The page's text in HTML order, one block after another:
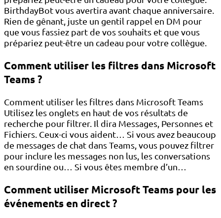
BirthdayBot vous avertira avant chaque anniversaire.
Rien de gênant, juste un gentil rappel en DM pour
que vous fassiez part de vos souhaits et que vous
prépariez peut-être un cadeau pour votre collègue.
Comment utiliser les filtres dans Microsoft
Teams ?
Comment utiliser les filtres dans Microsoft Teams
Utilisez les onglets en haut de vos résultats de
recherche pour filtrer. Il dira Messages, Personnes et
Fichiers. Ceux-ci vous aident… Si vous avez beaucoup
de messages de chat dans Teams, vous pouvez filtrer
pour inclure les messages non lus, les conversations
en sourdine ou… Si vous êtes membre d’un…
Comment utiliser Microsoft Teams pour les
événements en direct ?